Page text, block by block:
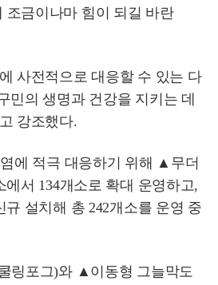
조금이나마 힘이 되길 바란
사전적으로 대응할 수 있는 다
민의 생명과 건강을 지키는 데
강조했다.
에 적극 대응하기 위해 ▲무더
에서 134개소로 확대 운영하고,
설치해 총 242개소를 운영 중
링포그)와 ▲이동형 그늘막도